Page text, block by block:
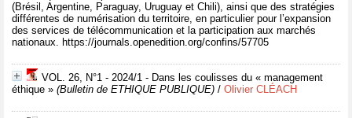
(Brésil, Argentine, Paraguay, Uruguay et Chili), ainsi que des stratégies
différentes de numérisation du territoire, en particulier pour l’expansion
des services de télécommunication et la participation aux marchés
nationaux. https://journals.openedition.org/confins/57705
VOL. 26, N°1 - 2024/1 - Dans les coulisses du « management
éthique » (Bulletin de ETHIQUE PUBLIQUE) / Olivier CLÉACH